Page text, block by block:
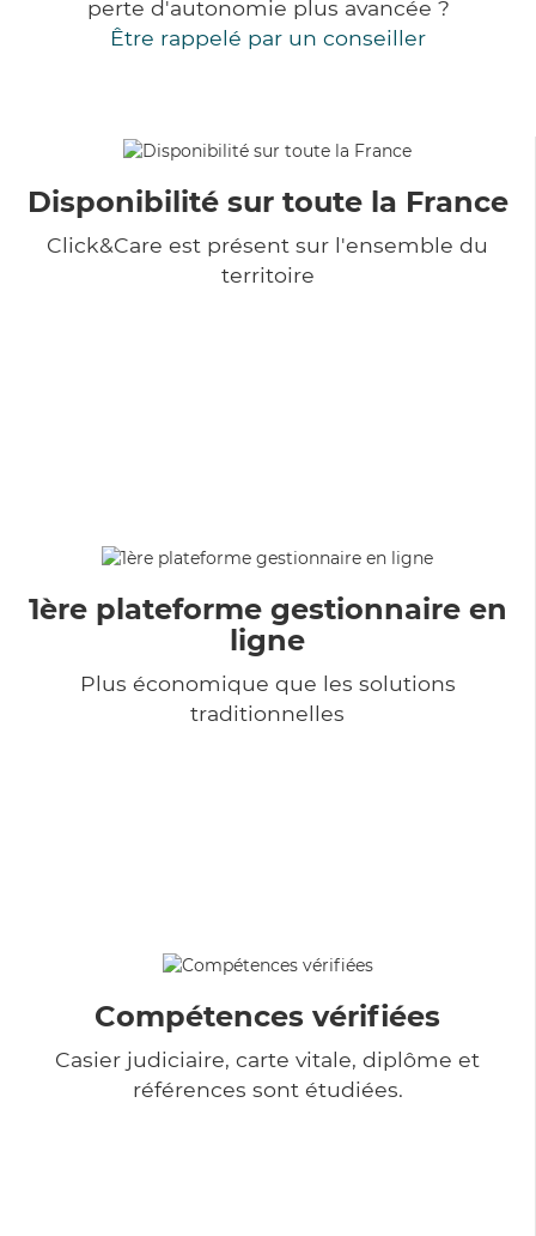
perte d'autonomie plus avancée ?
Être rappelé par un conseiller
Disponibilité sur toute la France
Click&Care est présent sur l'ensemble du
territoire
1ère plateforme gestionnaire en
ligne
Plus économique que les solutions
traditionnelles
Compétences vérifiées
Casier judiciaire, carte vitale, diplôme et
références sont étudiées.